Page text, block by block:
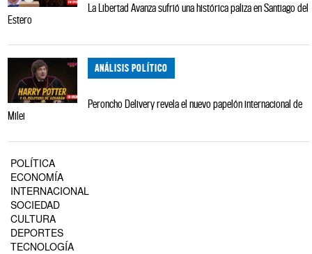
La Libertad Avanza sufrió una histórica paliza en Santiago del
Estero
ANÁLISIS POLÍTICO
Peroncho Delivery revela el nuevo papelón internacional de
Milei
POLÍTICA
ECONOMÍA
INTERNACIONAL
SOCIEDAD
CULTURA
DEPORTES
TECNOLOGÍA